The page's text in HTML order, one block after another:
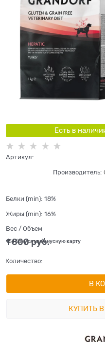
Есть в
Артикул:
Производитель:
Белки (min): 18%
Жиры (min): 16%
Вес / Объем
1 800 руб.
+54 бонуса на бонусную карту
Количество:
В
КУПИТЬ